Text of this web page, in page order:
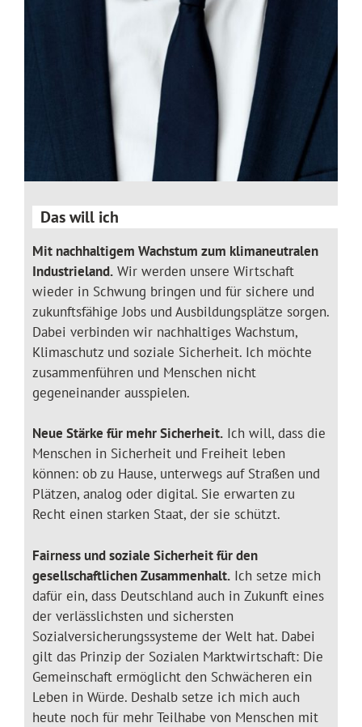
Das will ich
Mit nachhaltigem Wachstum zum klimaneutralen
Industrieland. Wir werden unsere Wirtschaft
wieder in Schwung bringen und für sichere und
zukunftsfähige Jobs und Ausbildungsplätze sorgen.
Dabei verbinden wir nachhaltiges Wachstum,
Klimaschutz und soziale Sicherheit. Ich möchte
zusammenführen und Menschen nicht
gegeneinander ausspielen.
Neue Stärke für mehr Sicherheit. Ich will, dass die
Menschen in Sicherheit und Freiheit leben
können: ob zu Hause, unterwegs auf Straßen und
Plätzen, analog oder digital. Sie erwarten zu
Recht einen starken Staat, der sie schützt.
Fairness und soziale Sicherheit für den
gesellschaftlichen Zusammenhalt. Ich setze mich
dafür ein, dass Deutschland auch in Zukunft eines
der verlässlichsten und sichersten
Sozialversicherungssysteme der Welt hat. Dabei
gilt das Prinzip der Sozialen Marktwirtschaft: Die
Gemeinschaft ermöglicht den Schwächeren ein
Leben in Würde. Deshalb setze ich mich auch
heute noch für mehr Teilhabe von Menschen mit